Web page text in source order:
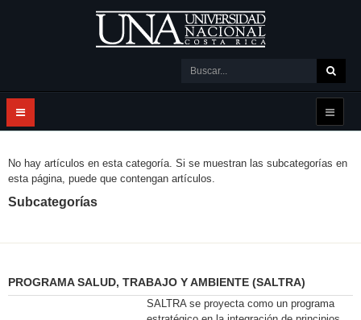
No hay artículos en esta categoría. Si se muestran las subcategorías en
esta página, puede que contengan artículos.
Subcategorías
PROGRAMA SALUD, TRABAJO Y AMBIENTE (SALTRA)
SALTRA se proyecta como un programa